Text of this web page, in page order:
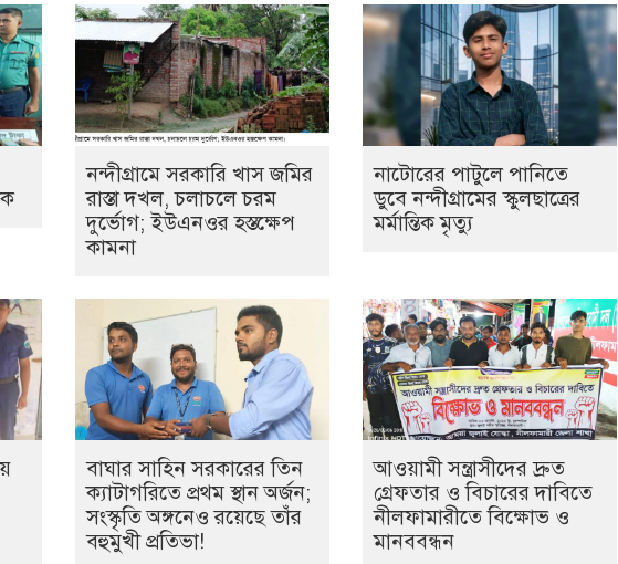
নন্দীগ্রামে সরকারি খাস জমির
রাস্তা দখল, চলাচলে চরম
দুর্ভোগ; ইউএনওর হস্তক্ষেপ
কামনা
নাটোরের পাটুলে পানিতে
ডুবে নন্দীগ্রামের স্কুলছাত্রের
মর্মান্তিক মৃত্যু
বাঘার সাহিন সরকারের তিন
ক্যাটাগরিতে প্রথম স্থান অর্জন;
সংস্কৃতি অঙ্গনেও রয়েছে তাঁর
বহুমুখী প্রতিভা!
আওয়ামী সন্ত্রাসীদের দ্রুত
গ্রেফতার ও বিচারের দাবিতে
নীলফামারীতে বিক্ষোভ ও
মানববন্ধন